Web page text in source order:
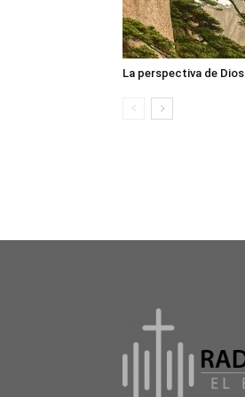
La perspectiva de Dios